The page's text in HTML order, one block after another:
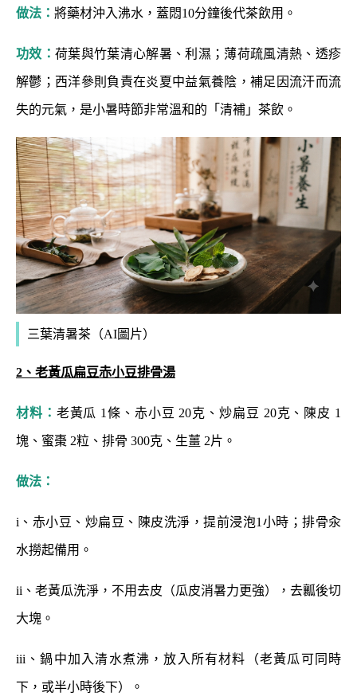
做法： 將藥材沖入沸水，蓋悶10分鐘後代茶飲用。
功效： 荷葉與竹葉清心解暑、利濕；薄荷疏風清熱、透疹
解鬱；西洋參則負責在炎夏中益氣養陰，補足因流汗而流
失的元氣，是小暑時節非常溫和的「清補」茶飲。
三葉清暑茶（AI圖片）
2、老黃瓜扁豆赤小豆排骨湯
材料： 老黃瓜 1條、赤小豆 20克、炒扁豆 20克、陳皮 1
塊、蜜棗 2粒、排骨 300克、生薑 2片。
做法：
i、赤小豆、炒扁豆、陳皮洗淨，提前浸泡1小時；排骨汆
水撈起備用。
ii、老黃瓜洗淨，不用去皮（瓜皮消暑力更強），去瓤後切
大塊。
iii、鍋中加入清水煮沸，放入所有材料（老黃瓜可同時
下，或半小時後下）。